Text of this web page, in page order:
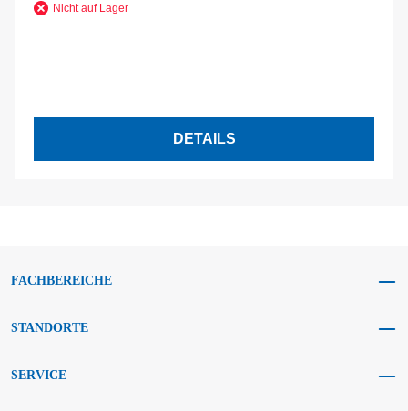
Nicht auf Lager
DETAILS
FACHBEREICHE
STANDORTE
SERVICE